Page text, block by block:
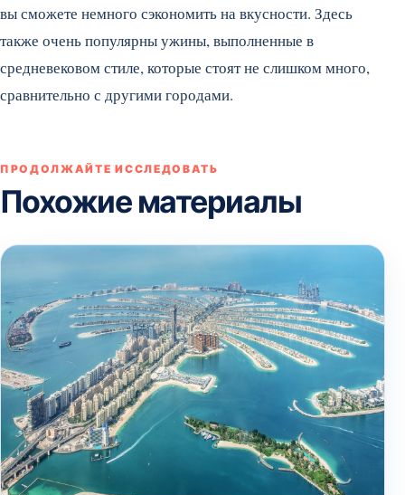
вы сможете немного сэкономить на вкусности. Здесь
также очень популярны ужины, выполненные в
средневековом стиле, которые стоят не слишком много,
сравнительно с другими городами.
ПРОДОЛЖАЙТЕ ИССЛЕДОВАТЬ
Похожие материалы